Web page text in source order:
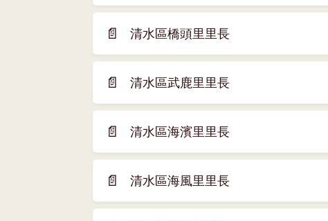
窗)
開
新
視
窗)
📄 清水區橋頭里里長
(另
開
新
視
窗)
📄 清水區武鹿里里長
(另
開
新
視
窗)
📄 清水區海濱里里長
(另
開
新
視
窗)
📄 清水區海風里里長
(另
開